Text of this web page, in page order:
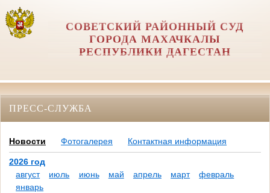
СОВЕТСКИЙ РАЙОННЫЙ СУД
ГОРОДА МАХАЧКАЛЫ
РЕСПУБЛИКИ ДАГЕСТАН
ПРЕСС-СЛУЖБА
Новости Фотогалерея Контактная информация
2026 год
август
июль июнь май апрель март
февраль
январь